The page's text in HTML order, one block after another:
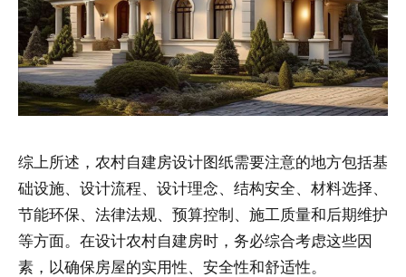
综上所述，农村自建房设计图纸需要注意的地方包括基
础设施、设计流程、设计理念、结构安全、材料选择、
节能环保、法律法规、预算控制、施工质量和后期维护
等方面。在设计农村自建房时，务必综合考虑这些因
素，以确保房屋的实用性、安全性和舒适性。